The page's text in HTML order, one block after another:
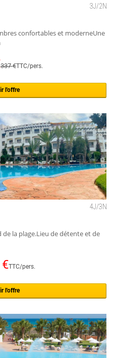
3J/2N
confortables et moderneUne
337€TTC/pers.
l'offre
4J/3N
la plage.Lieu de détente et de
TTC/pers.
l'offre